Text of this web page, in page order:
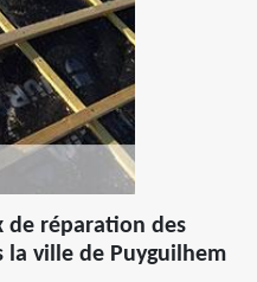
de réparation des
la ville de Puyguilhem